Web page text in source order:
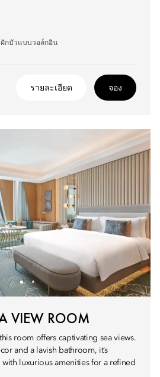
กบัวแบบวอล์กอิน
รายละเอียด จอง
VIEW ROOM
room offers captivating sea views.
and a lavish bathroom, it’s
luxurious amenities for a refined